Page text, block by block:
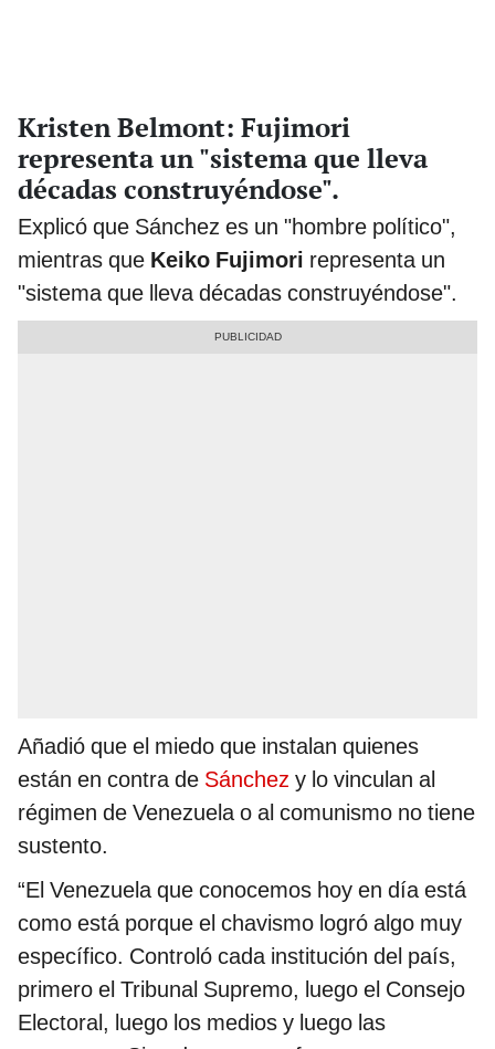
Kristen Belmont: Fujimori
representa un "sistema que lleva
décadas construyéndose".
Explicó que Sánchez es un "hombre político",
mientras que Keiko Fujimori representa un
"sistema que lleva décadas construyéndose".
Añadió que el miedo que instalan quienes
están en contra de Sánchez y lo vinculan al
régimen de Venezuela o al comunismo no tiene
sustento.
“El Venezuela que conocemos hoy en día está
como está porque el chavismo logró algo muy
específico. Controló cada institución del país,
primero el Tribunal Supremo, luego el Consejo
Electoral, luego los medios y luego las